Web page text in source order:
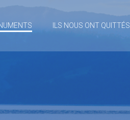
ILS NOUS ONT QUITTÉS